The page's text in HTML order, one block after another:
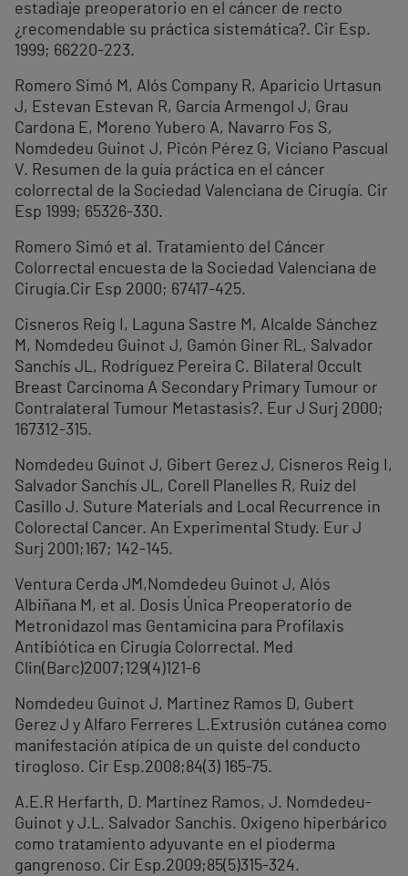
estadiaje preoperatorio en el cáncer de recto
¿recomendable su práctica sistemática?. Cir Esp.
1999; 66220-223.
Romero Simó M, Alós Company R, Aparicio Urtasun
J, Estevan Estevan R, García Armengol J, Grau
Cardona E, Moreno Yubero A, Navarro Fos S,
Nomdedeu Guinot J, Picón Pérez G, Viciano Pascual
V. Resumen de la guía práctica en el cáncer
colorrectal de la Sociedad Valenciana de Cirugía. Cir
Esp 1999; 65326-330.
Romero Simó et al. Tratamiento del Cáncer
Colorrectal encuesta de la Sociedad Valenciana de
Cirugía.Cir Esp 2000; 67417-425.
Cisneros Reig I, Laguna Sastre M, Alcalde Sánchez
M, Nomdedeu Guinot J, Gamón Giner RL, Salvador
Sanchís JL, Rodríguez Pereira C. Bilateral Occult
Breast Carcinoma A Secondary Primary Tumour or
Contralateral Tumour Metastasis?. Eur J Surj 2000;
167312-315.
Nomdedeu Guinot J, Gibert Gerez J, Cisneros Reig I,
Salvador Sanchís JL, Corell Planelles R, Ruiz del
Casillo J. Suture Materials and Local Recurrence in
Colorectal Cancer. An Experimental Study. Eur J
Surj 2001;167; 142-145.
Ventura Cerda JM,Nomdedeu Guinot J, Alós
Albiñana M, et al. Dosis Única Preoperatorio de
Metronidazol mas Gentamicina para Profilaxis
Antibiótica en Cirugía Colorrectal. Med
Clin(Barc)2007;129(4)121-6
Nomdedeu Guinot J, Martinez Ramos D, Gubert
Gerez J y Alfaro Ferreres L.Extrusión cutánea como
manifestación atípica de un quiste del conducto
tirogloso. Cir Esp.2008;84(3) 165-75.
A.E.R Herfarth, D. Martínez Ramos, J. Nomdedeu-
Guinot y J.L. Salvador Sanchis. Oxigeno hiperbárico
como tratamiento adyuvante en el pioderma
gangrenoso. Cir Esp.2009;85(5)315-324.